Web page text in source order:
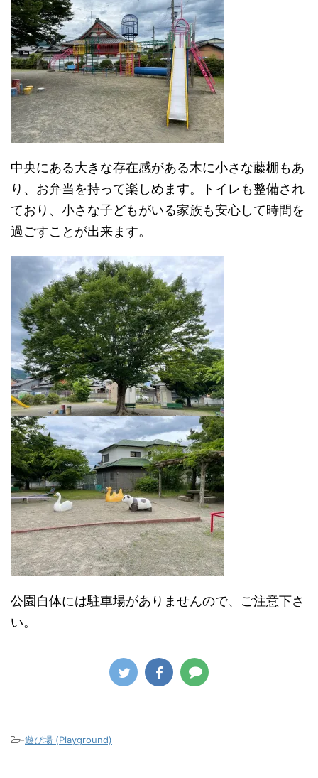
中央にある大きな存在感がある木に小さな藤棚もあ
り、お弁当を持って楽しめます。トイレも整備され
ており、小さな子どもがいる家族も安心して時間を
過ごすことが出来ます。
公園自体には駐車場がありませんので、ご注意下さ
い。
-遊び場 (Playground)